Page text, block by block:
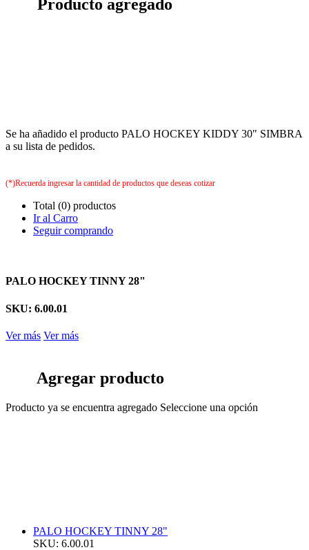
Producto agregado
Se ha añadido el producto PALO HOCKEY KIDDY 30" SIMBRA
a su lista de pedidos.
(*)Recuerda ingresar la cantidad de productos que deseas cotizar
Total (0) productos
Ir al Carro
Seguir comprando
PALO HOCKEY TINNY 28"
SKU: 6.00.01
Ver más Ver más
Agregar producto
Producto ya se encuentra agregado Seleccione una opción
PALO HOCKEY TINNY 28"
SKU: 6.00.01